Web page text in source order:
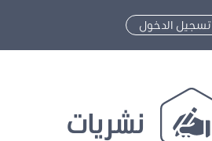
تسجيل الدخول
نشريات